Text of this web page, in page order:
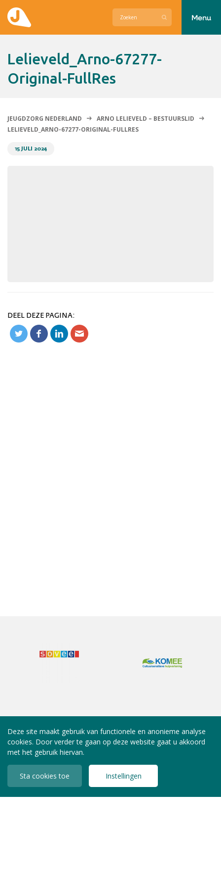
Hier zetten wij ons voor in
Contact
Menu
Lelieveld_Arno-67277-
Original-FullRes
JEUGDZORG NEDERLAND
ARNO LELIEVELD – BESTUURSLID
LELIEVELD_ARNO-67277-ORIGINAL-FULLRES
15 JULI 2024
DEEL DEZE PAGINA:
Deze site maakt gebruik van functionele en anonieme analyse
cookies. Door verder te gaan op deze website gaat u akkoord
met het gebruik hiervan.
Sta cookies toe Instellingen